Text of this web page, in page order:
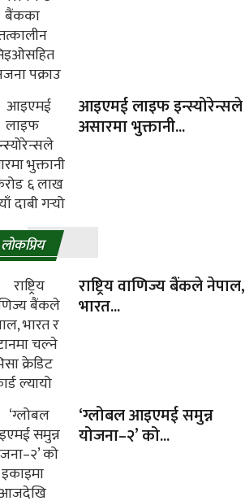
आइएमई लाइफ इन्स्योरेन्सले
असारमा भुक्तानी...
लाेकप्रिय
राष्ट्रिय वाणिज्य बैंकले नेपाल,
भारत...
‘ग्लोबल आइएमई समुन्न
योजना–२’ को...